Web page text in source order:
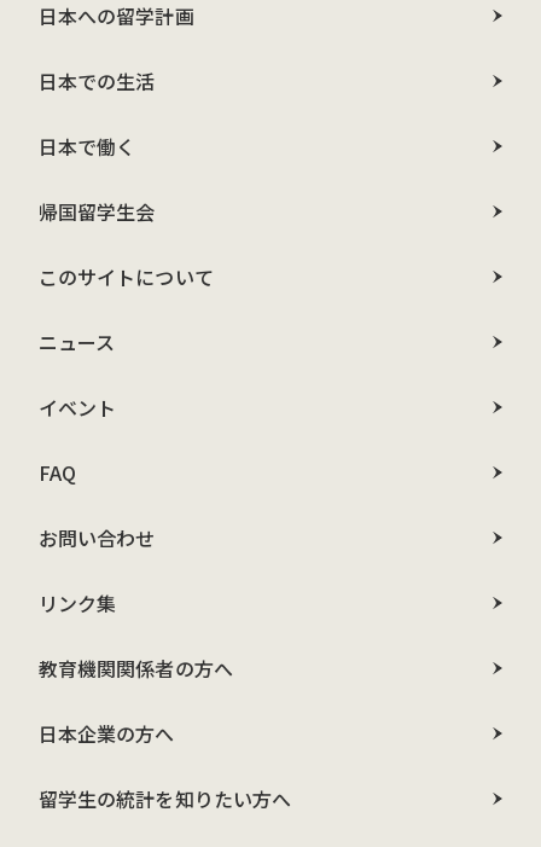
日本への留学計画
日本での生活
日本で働く
帰国留学生会
このサイトについて
ニュース
イベント
FAQ
お問い合わせ
リンク集
教育機関関係者の方へ
日本企業の方へ
留学生の統計を知りたい方へ